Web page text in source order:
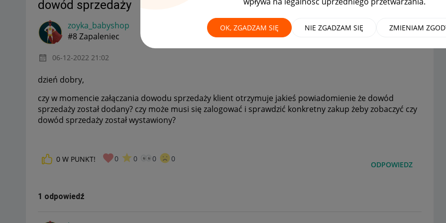
OK, ZGADZAM SIĘ NIE ZGADZAM SIĘ ZMIENIAM
dowód sprzedaży
zoyka_babyshop
#8 Zapaleniec
‎06-12-2022 21:02
dzień dobry,
czy w momencie załączania dowodu sprzedaży klient otrzymuje jakieś powiadomienie że dowód
sprzedaży został dodany? czy może musi się zalogować i sprawdzić konkretny zakup żeby zobaczyć czy
dowód sprzedaży został wystawiony?
0 W PUNKT! 0 0 0 0
ODPOWIEDZ
1 odpowiedź